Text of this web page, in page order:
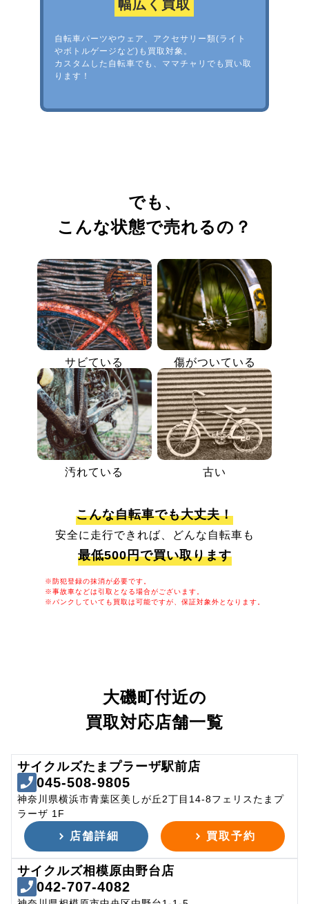
幅広く買取
自転車パーツやウェア、アクセサリー類(ライト
やボトルゲージなど)も買取対象。
カスタムした自転車でも、ママチャリでも買い取
ります！
でも、
こんな状態で売れるの？
サビている 傷がついている
汚れている 古い
こんな自転車でも大丈夫！
安全に走行できれば、どんな自転車も
最低500円で買い取ります
※防犯登録の抹消が必要です。
※事故車などは引取となる場合がございます。
※パンクしていても買取は可能ですが、保証対象外となります。
大磯町付近の
買取対応店舗一覧
サイクルズたまプラーザ駅前店
045-508-9805
神奈川県横浜市青葉区美しが丘2丁目14-8フェリスたまプ
ラーザ 1F
店舗詳細 買取予約
サイクルズ相模原由野台店
042-707-4082